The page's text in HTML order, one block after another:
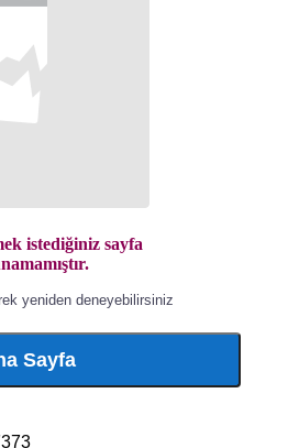
istediğiniz sayfa
yeniden deneyebilirsiniz
Sayfa